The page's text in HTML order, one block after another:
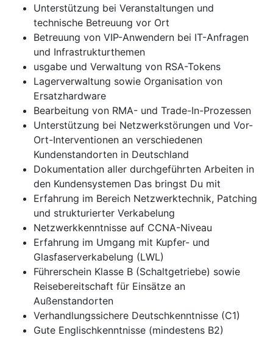
Unterstützung bei Veranstaltungen und
technische Betreuung vor Ort
Betreuung von VIP-Anwendern bei IT-Anfragen
und Infrastrukturthemen
usgabe und Verwaltung von RSA-Tokens
Lagerverwaltung sowie Organisation von
Ersatzhardware
Bearbeitung von RMA- und Trade-In-Prozessen
Unterstützung bei Netzwerkstörungen und Vor-
Ort-Interventionen an verschiedenen
Kundenstandorten in Deutschland
Dokumentation aller durchgeführten Arbeiten in
den Kundensystemen Das bringst Du mit
Erfahrung im Bereich Netzwerktechnik, Patching
und strukturierter Verkabelung
Netzwerkkenntnisse auf CCNA-Niveau
Erfahrung im Umgang mit Kupfer- und
Glasfaserverkabelung (LWL)
Führerschein Klasse B (Schaltgetriebe) sowie
Reisebereitschaft für Einsätze an
Außenstandorten
Verhandlungssichere Deutschkenntnisse (C1)
Gute Englischkenntnisse (mindestens B2)